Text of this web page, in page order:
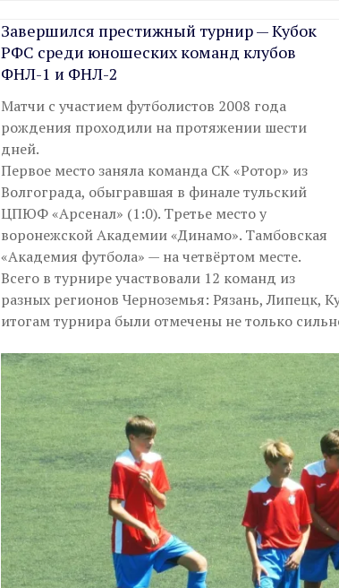
Завершился престижный турнир — Кубок
РФС среди юношеских команд клубов
ФНЛ-1 и ФНЛ-2
Матчи с участием футболистов 2008 года
рождения проходили на протяжении шести
дней.
Первое место заняла команда СК «Ротор» из
Волгограда, обыгравшая в финале тульский
ЦПЮФ «Арсенал» (1:0). Третье место у
воронежской Академии «Динамо». Тамбовская
«Академия футбола» — на четвёртом месте.
Всего в турнире участвовали 12 команд из
разных регионов Черноземья: Рязань, Липецк,
итогам турнира были отмечены не только